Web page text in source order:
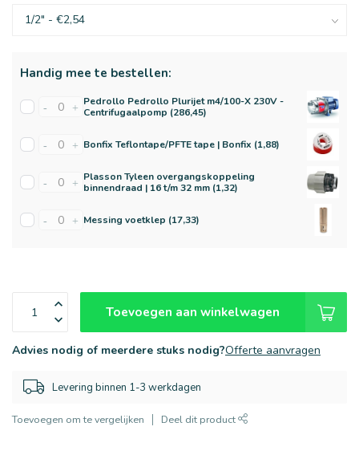
Handig mee te bestellen:
- + Pedrollo Pedrollo Plurijet m4/100-X 230V -
Centrifugaalpomp (286,45)
- + Bonfix Teflontape/PFTE tape | Bonfix (1,88)
- + Plasson Tyleen overgangskoppeling
binnendraad | 16 t/m 32 mm (1,32)
- + Messing voetklep (17,33)
Toevoegen aan winkelwagen
Advies nodig of meerdere stuks nodig?Offerte aanvragen
Levering binnen 1-3 werkdagen
Toevoegen om te vergelijken Deel dit product